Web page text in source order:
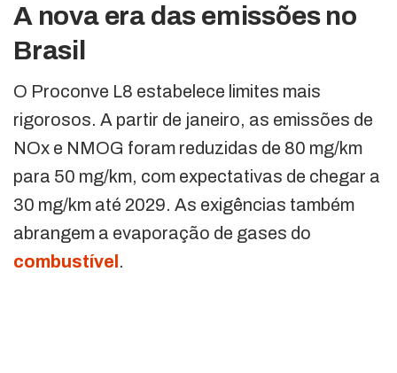
A nova era das emissões no
Brasil
O Proconve L8 estabelece limites mais
rigorosos. A partir de janeiro, as emissões de
NOx e NMOG foram reduzidas de 80 mg/km
para 50 mg/km, com expectativas de chegar a
30 mg/km até 2029. As exigências também
abrangem a evaporação de gases do
combustível .